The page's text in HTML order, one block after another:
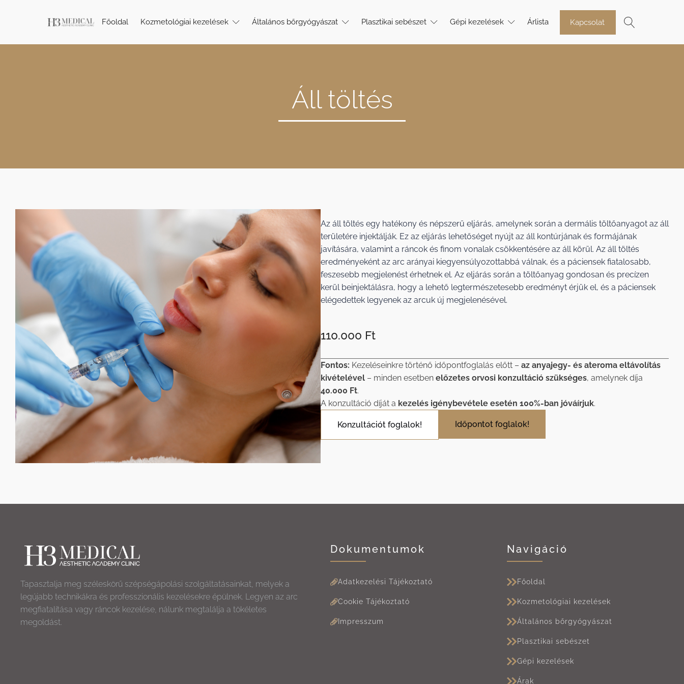
Főoldal Kozmetológiai kezelések Általános bőrgyógyászat Plasztikai sebészet Gépi kezelések Árlista Kapcsolat
Áll töltés
Az áll töltés egy hatékony és népszerű eljárás, amelynek során a dermális töltőanyagot az áll
területére injektálják. Ez az eljárás lehetőséget nyújt az áll kontúrjának és formájának
javítására, valamint a ráncok és finom vonalak csökkentésére az áll körül. Az áll töltés
eredményeként az arc arányai kiegyensúlyozottabbá válnak, és a páciensek fiatalosabb,
feszesebb megjelenést érhetnek el. Az eljárás során a töltőanyag gondosan és precízen
kerül beinjektálásra, hogy a lehető legtermészetesebb eredményt érjük el, és a páciensek
elégedettek legyenek az arcuk új megjelenésével.
110.000 Ft
Fontos: Kezeléseinkre történő időpontfoglalás előtt – az anyajegy- és ateroma eltávolítás
kivételével – minden esetben előzetes orvosi konzultáció szükséges, amelynek díja
40.000 Ft.
A konzultáció díját a kezelés igénybevétele esetén 100%-ban jóváírjuk.
Konzultációt foglalok! Időpontot foglalok!
Tapasztalja meg széleskörű szépségápolási szolgáltatásainkat, melyek a
legújabb technikákra és professzionális kezelésekre épülnek. Legyen az arc
megfiatalítása vagy ráncok kezelése, nálunk megtalálja a tökéletes
megoldást.
Dokumentumok
Adatkezelési Tájékoztató
Cookie Tájékoztató
Impresszum
Navigáció
Főoldal
Kozmetológiai kezelések
Általános bőrgyógyászat
Plasztikai sebészet
Gépi kezelések
Árak